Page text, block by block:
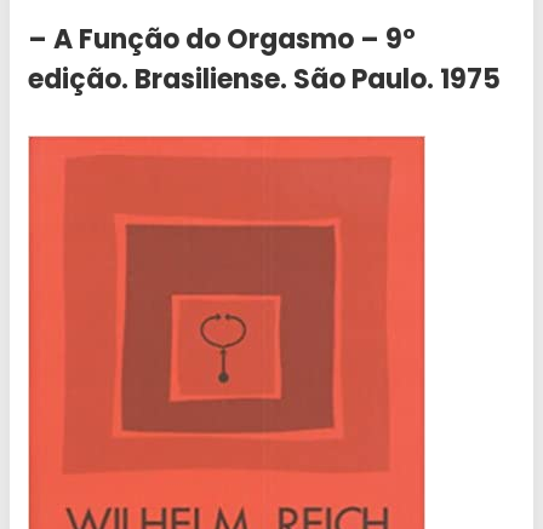
– A Função do Orgasmo – 9°
edição. Brasiliense. São Paulo. 1975